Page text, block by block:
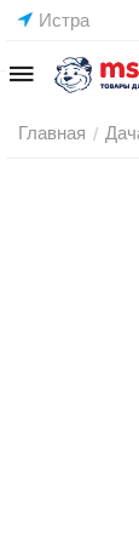
Истра
Главная /